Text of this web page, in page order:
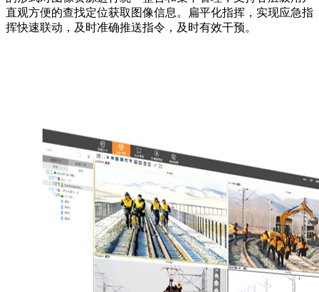
直观方便的查找定位获取图像信息。扁平化指挥，实现应急指
挥快速联动，及时准确推送指令，及时有效干预。